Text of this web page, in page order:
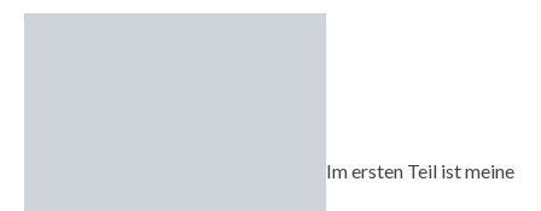
Im ersten Teil ist meine